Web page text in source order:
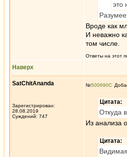
это
Вроде как
И неважно
том числе.
Ответы на этот
Наверх
SatChitAnanda
Зарегистрирован:
28.08.2019
Суждений: 747
№500690
Цитата:
Откуда
Из анализа
Цитата: